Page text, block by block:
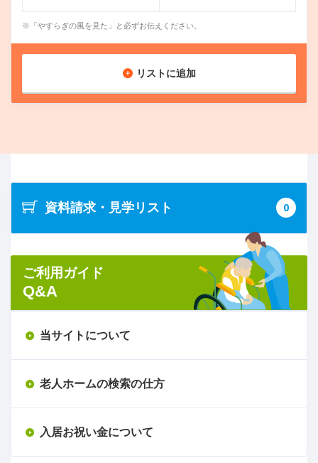
※「やすらぎの風を見た」と必ずお伝えください。
リストに追加
資料請求・見学リスト 0
ご利用ガイド
Q&A
当サイトについて
老人ホームの検索の仕方
入居お祝い金について